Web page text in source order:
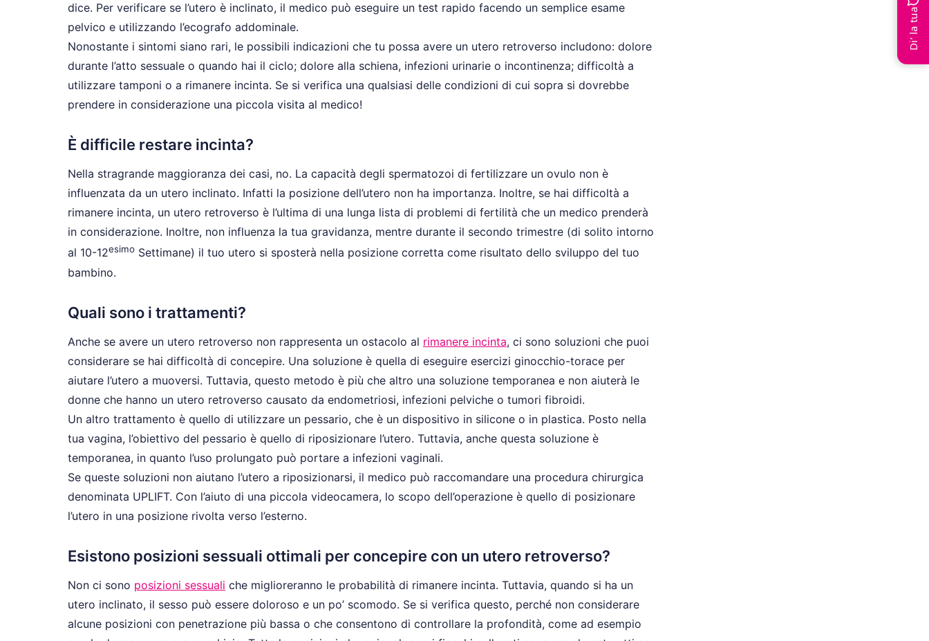
dice. Per verificare se l’utero è inclinato, il medico può eseguire un test rapido facendo un semplice esame
pelvico e utilizzando l’ecografo addominale.
Nonostante i sintomi siano rari, le possibili indicazioni che tu possa avere un utero retroverso includono: dolore
durante l’atto sessuale o quando hai il ciclo; dolore alla schiena, infezioni urinarie o incontinenza; difficoltà a
utilizzare tamponi o a rimanere incinta. Se si verifica una qualsiasi delle condizioni di cui sopra si dovrebbe
prendere in considerazione una piccola visita al medico!
È difficile restare incinta?
Nella stragrande maggioranza dei casi, no. La capacità degli spermatozoi di fertilizzare un ovulo non è
influenzata da un utero inclinato. Infatti la posizione dell’utero non ha importanza. Inoltre, se hai difficoltà a
rimanere incinta, un utero retroverso è l’ultima di una lunga lista di problemi di fertilità che un medico prenderà
in considerazione. Inoltre, non influenza la tua gravidanza, mentre durante il secondo trimestre (di solito intorno
al 10-12esimo Settimane) il tuo utero si sposterà nella posizione corretta come risultato dello sviluppo del tuo
bambino.
Quali sono i trattamenti?
Anche se avere un utero retroverso non rappresenta un ostacolo al rimanere incinta, ci sono soluzioni che puoi
considerare se hai difficoltà di concepire. Una soluzione è quella di eseguire esercizi ginocchio-torace per
aiutare l’utero a muoversi. Tuttavia, questo metodo è più che altro una soluzione temporanea e non aiuterà le
donne che hanno un utero retroverso causato da endometriosi, infezioni pelviche o tumori fibroidi.
Un altro trattamento è quello di utilizzare un pessario, che è un dispositivo in silicone o in plastica. Posto nella
tua vagina, l’obiettivo del pessario è quello di riposizionare l’utero. Tuttavia, anche questa soluzione è
temporanea, in quanto l’uso prolungato può portare a infezioni vaginali.
Se queste soluzioni non aiutano l’utero a riposizionarsi, il medico può raccomandare una procedura chirurgica
denominata UPLIFT. Con l’aiuto di una piccola videocamera, lo scopo dell’operazione è quello di posizionare
l’utero in una posizione rivolta verso l’esterno.
Esistono posizioni sessuali ottimali per concepire con un utero retroverso?
Non ci sono posizioni sessuali che miglioreranno le probabilità di rimanere incinta. Tuttavia, quando si ha un
utero inclinato, il sesso può essere doloroso e un po’ scomodo. Se si verifica questo, perché non considerare
alcune posizioni con penetrazione più bassa o che consentono di controllare la profondità, come ad esempio
Di’ la tua